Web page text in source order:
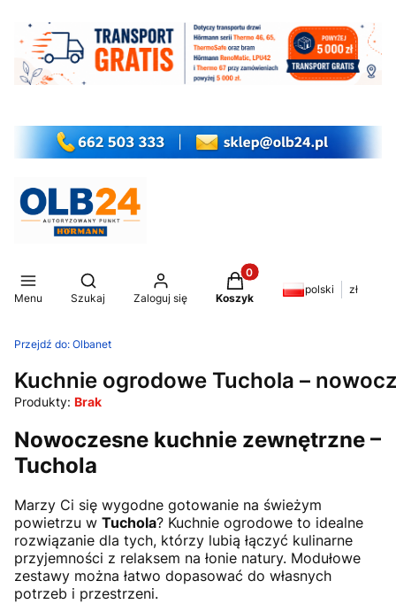
Menu
Otwórz wyszukiwarkę
Szukaj Zaloguj się
Produkty w koszyku: 0.
Koszyk
polski zł
Przejdź do: Olbanet
Kuchnie ogrodowe Tuchola –
Produkty: Brak
Nowoczesne kuchnie zewnętrzne –
Tuchola
Marzy Ci się wygodne gotowanie na świeżym
powietrzu w Tuchola? Kuchnie ogrodowe to idealne
rozwiązanie dla tych, którzy lubią łączyć kulinarne
przyjemności z relaksem na łonie natury. Modułowe
zestawy można łatwo dopasować do własnych
potrzeb i przestrzeni.